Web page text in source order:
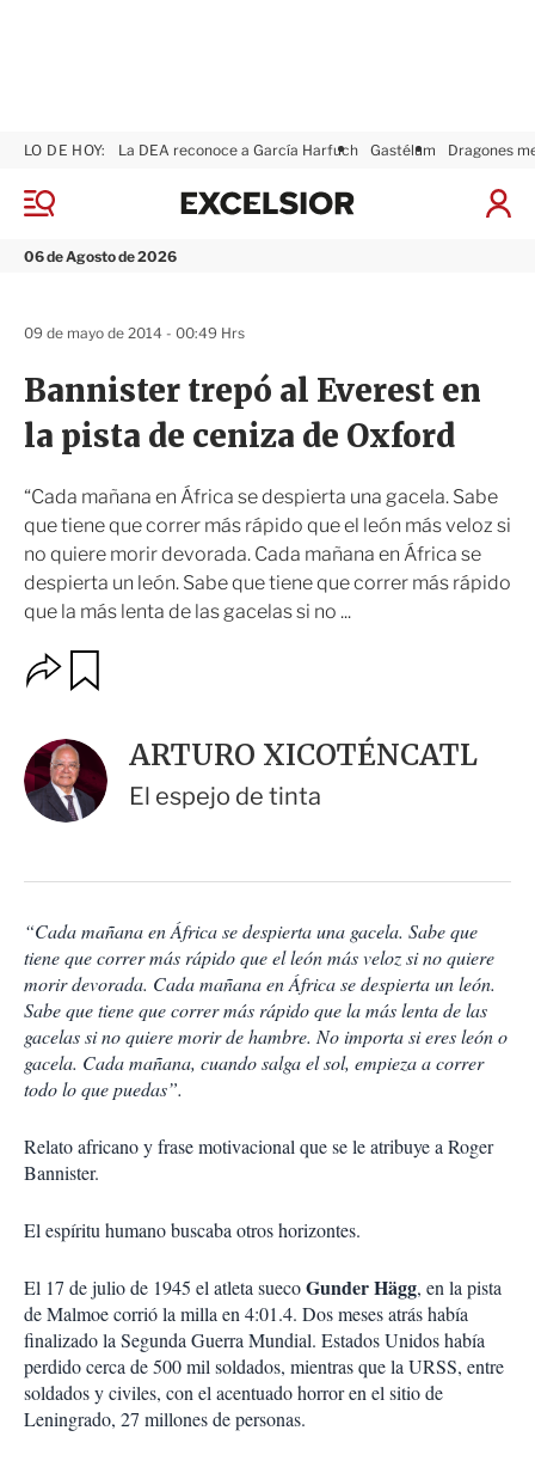
M
n
06 de Agosto de 2026
LO DE HOY: La DEA reconoce a García Harfuch Gastélum Dragones
I
x
Bannister trepó al Everest en
la pista de ceniza de Oxford
“Cada mañana en África se despierta una gacela. Sabe
que tiene que correr más rápido que el león más veloz si
no quiere morir devorada. Cada mañana en África se
despierta un león. Sabe que tiene que correr más rápido
que la más lenta de las gacelas si no ...
09 de mayo de 2014 - 00:49 Hrs
O
p
o
n
e
s
c
m
p
a
t
i
r
a
r
ARTURO XICOTÉNCATL
El espejo de tinta
“Cada mañana en África se despierta una gacela. Sabe que
tiene que correr más rápido que el león más veloz si no quiere
morir devorada. Cada mañana en África se despierta un león.
Sabe que tiene que correr más rápido que la más lenta de las
gacelas si no quiere morir de hambre. No importa si eres león o
gacela. Cada mañana, cuando salga el sol, empieza a correr
todo lo que puedas”.
Relato africano y frase motivacional que se le atribuye a Roger
Bannister.
El espíritu humano buscaba otros horizontes.
El 17 de julio de 1945 el atleta suecoGunder Hägg, en la pista
de Malmoe corrió la milla en 4:01.4. Dos meses atrás había
finalizado la Segunda Guerra Mundial. Estados Unidos había
perdido cerca de 500 mil soldados, mientras que la URSS, entre
soldados y civiles, con el acentuado horror en el sitio de
Leningrado, 27 millones de personas.